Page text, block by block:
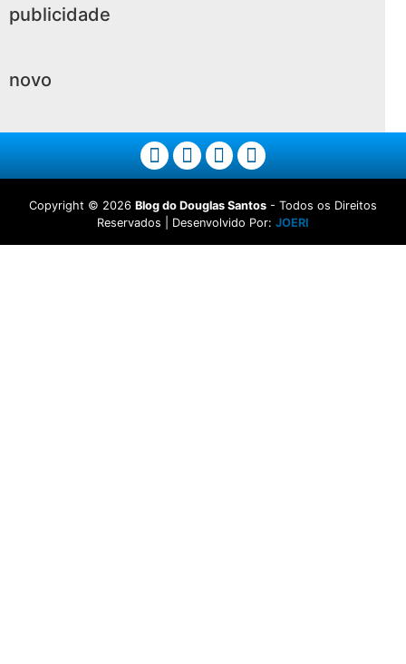
publicidade
novo
Copyright © 2026 Blog do Douglas Santos - Todos os Direitos
Reservados | Desenvolvido Por: JOERI